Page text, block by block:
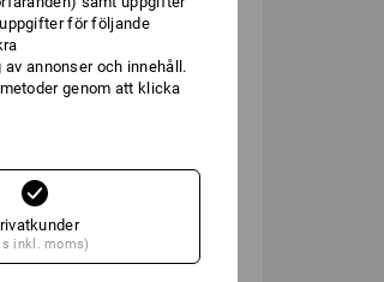
för följande
annonser och innehåll.
genom att klicka
inkl. moms)